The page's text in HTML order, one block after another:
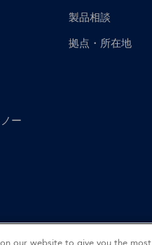
ー
製品相談
拠点・所在地